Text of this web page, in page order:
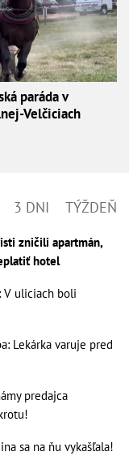
paráda v
Velčiciach
3 DNI TÝŽDEŇ
zničili apartmán,
hotel
V uliciach boli
Lekárka varuje pred
predajca
sa na ňu vykašľala!